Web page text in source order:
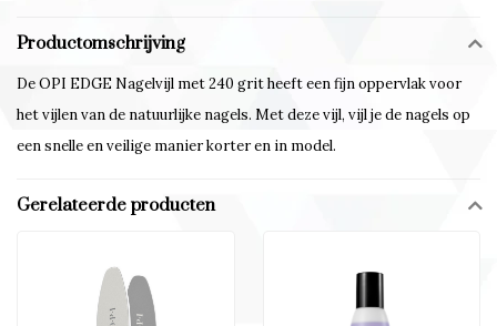
Productomschrijving
De OPI EDGE Nagelvijl met 240 grit heeft een fijn oppervlak voor
het vijlen van de natuurlijke nagels. Met deze vijl, vijl je de nagels op
een snelle en veilige manier korter en in model.
Gerelateerde producten